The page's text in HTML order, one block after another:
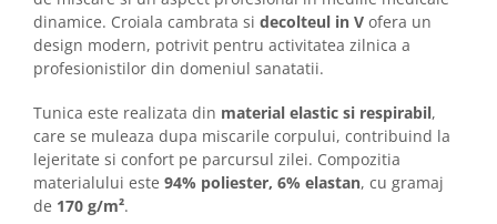
Imbracaminte
Tricouri
Camasi
Pantaloni
Pantaloni cu pieptar
Hanorace
dinamice. Croiala cambrata si decolteul in V ofera un
design modern, potrivit pentru activitatea zilnica a
profesionistilor din domeniul sanatatii.
Tunica este realizata din material elastic si respirabil,
care se muleaza dupa miscarile corpului, contribuind la
lejeritate si confort pe parcursul zilei. Compozitia
materialului este 94% poliester, 6% elastan, cu gramaj
de 170 g/m².